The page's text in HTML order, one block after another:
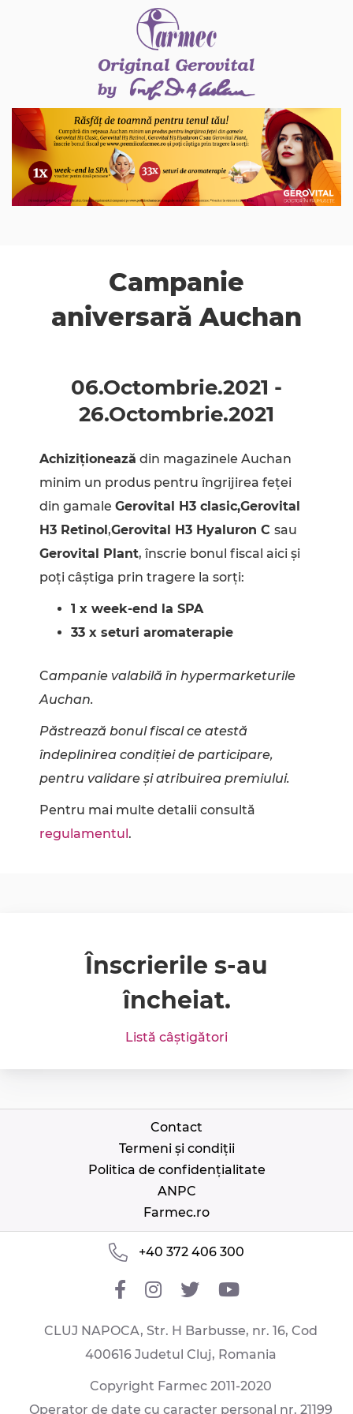
Campanie
aniversară Auchan
06.Octombrie.2021 -
26.Octombrie.2021
Achiziționează din magazinele Auchan
minim un produs pentru îngrijirea feței
din gamale Gerovital H3 clasic,Gerovital
H3 Retinol,Gerovital H3 Hyaluron C sau
Gerovital Plant, înscrie bonul fiscal aici și
poți câștiga prin tragere la sorți:
1 x week-end la SPA
33 x seturi aromaterapie
Campanie valabilă în hypermarketurile
Auchan.
Păstrează bonul fiscal ce atestă
îndeplinirea condiției de participare,
pentru validare și atribuirea premiului.
Pentru mai multe detalii consultă
regulamentul.
Înscrierile s-au
încheiat.
Listă câștigători
Contact
Termeni și condiții
Politica de confidențialitate
ANPC
Farmec.ro
+40 372 406 300
CLUJ NAPOCA, Str. H Barbusse, nr. 16, Cod
400616 Judetul Cluj, Romania
Copyright Farmec 2011-2020
Operator de date cu caracter personal nr. 21199